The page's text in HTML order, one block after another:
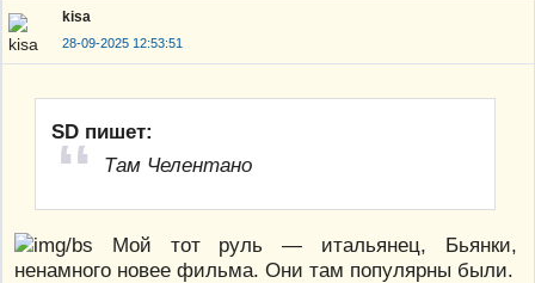
kisa
28-09-2025 12:53:51
SD пишет:
Там Челентано
Мой тот руль — итальянец, Бьянки,
ненамного новее фильма. Они там популярны были.